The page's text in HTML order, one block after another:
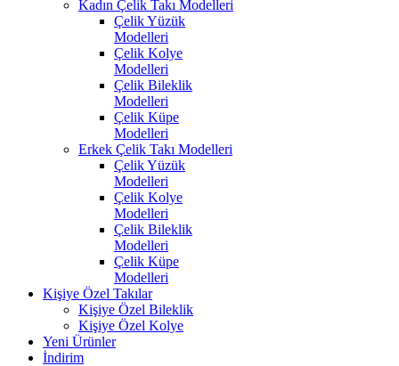
Kadın Çelik Takı Modelleri
Çelik Yüzük
Modelleri
Çelik Kolye
Modelleri
Çelik Bileklik
Modelleri
Çelik Küpe
Modelleri
Erkek Çelik Takı Modelleri
Çelik Yüzük
Modelleri
Çelik Kolye
Modelleri
Çelik Bileklik
Modelleri
Çelik Küpe
Modelleri
Kişiye Özel Takılar
Kişiye Özel Bileklik
Kişiye Özel Kolye
Yeni Ürünler
İndirim